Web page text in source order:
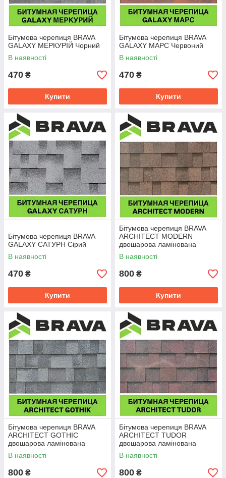
Бітумова черепиця BRAVA
GALAXY МЕРКУРІЙ Чорний
В наявності
470 ₴
Купити
Бітумова черепиця BRAVA
GALAXY МАРС Червоний
В наявності
470 ₴
Купити
Бітумова черепиця BRAVA
GALAXY САТУРН Сірий
В наявності
470 ₴
Купити
Бітумова черепиця BRAVA
ARCHITECT MODERN
двошарова ламінована
В наявності
800 ₴
Купити
Бітумова черепиця BRAVA
ARCHITECT GOTHIC
двошарова ламінована
В наявності
800 ₴
Бітумова черепиця BRAVA
ARCHITECT TUDOR
двошарова ламінована
В наявності
800 ₴